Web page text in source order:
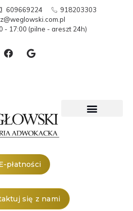
609669224
918203303
- 17:00 (pilne - areszt 24h)
płatności
się z nami